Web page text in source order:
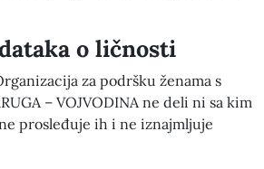
o ličnosti
za podršku ženama s
– VOJVODINA ne deli ni sa kim
prosleđuje ih i ne iznajmljuje